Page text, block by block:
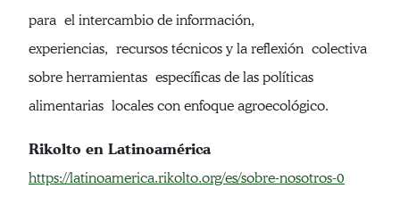
para el intercambio de información,
experiencias, recursos técnicos y la reflexión colectiva
sobre herramientas específicas de las políticas
alimentarias locales con enfoque agroecológico.
Rikolto en Latinoamérica
https://latinoamerica.rikolto.org/es/sobre-nosotros-0